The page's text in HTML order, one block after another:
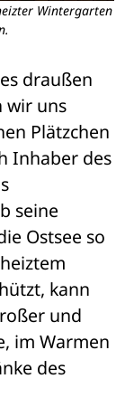
Wintergarten
draußen
wir uns
Plätzchen
seine
Ostsee so
kann
und
im Warmen
des